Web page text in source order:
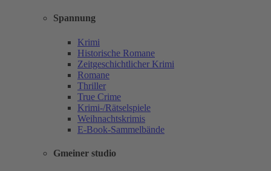
Spannung
Krimi
Historische Romane
Zeitgeschichtlicher Krimi
Romane
Thriller
True Crime
Krimi-/Rätselspiele
Weihnachtskrimis
E-Book-Sammelbände
Gmeiner studio